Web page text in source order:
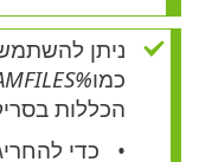
ניתן
כמו%PROGRAMFILES%
הכללות